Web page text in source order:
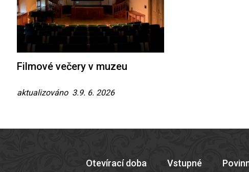
Filmové večery v muzeu
aktualizováno 3.9. 6. 2026
Otevírací doba Vstupné